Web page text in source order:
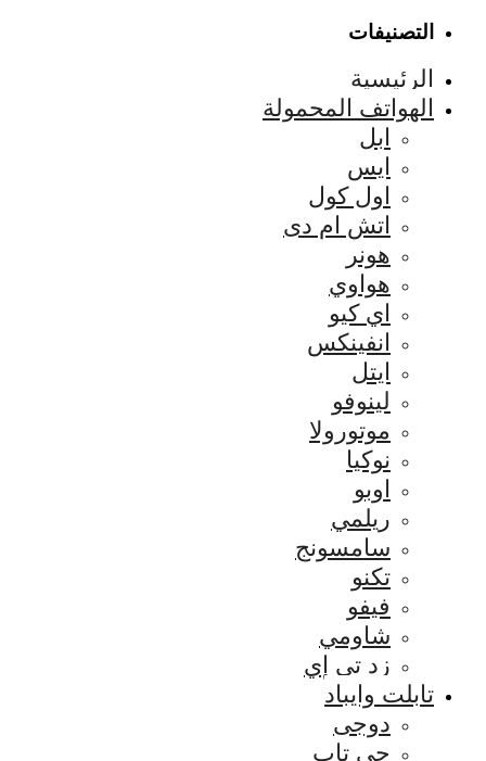
التصنيفات
الرئيسية
الهواتف المحمولة
ابل
ايس
اول كول
اتش ام دى
هونر
هواوي
اي كيو
انفينكس
ايتل
لينوفو
موتورولا
نوكيا
اوبو
ريلمي
سامسونج
تكنو
فيفو
شاومي
زد تي إي
تابلت وايباد
دوجى
جي تاب